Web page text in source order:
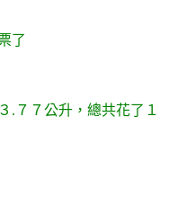
了
.７７公升，總共花了１